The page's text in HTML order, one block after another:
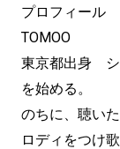
プロフィール
TOMOO
東京都出身 シ
を始める。
のちに、聴い
ロディをつけ